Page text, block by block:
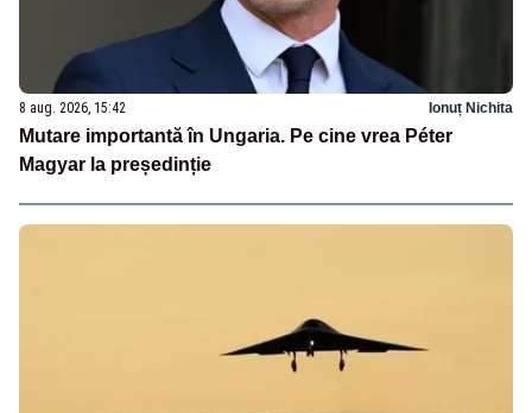
8 aug. 2026, 15:42 Ionuț Nichita
Mutare importantă în Ungaria. Pe cine vrea Péter
Magyar la președinție